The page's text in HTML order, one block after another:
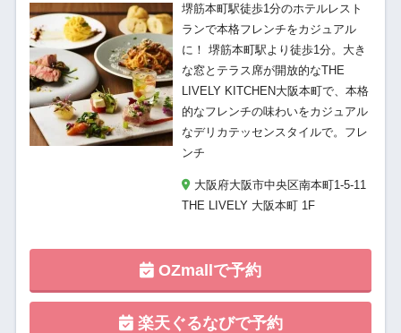
堺筋本町駅徒歩1分のホテルレスト
ランで本格フレンチをカジュアル
に！ 堺筋本町駅より徒歩1分。大き
な窓とテラス席が開放的なTHE
LIVELY KITCHEN大阪本町で、本格
的なフレンチの味わいをカジュアル
なデリカテッセンスタイルで。フレ
ンチ
大阪府大阪市中央区南本町1-5-11
THE LIVELY 大阪本町 1F
OZmallで予約
楽天ぐるなびで予約